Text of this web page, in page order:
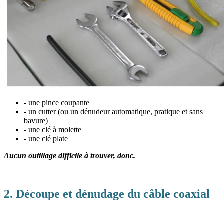
- une pince coupante
- un cutter (ou un dénudeur automatique, pratique et sans
bavure)
- une clé à molette
- une clé plate
Aucun outillage difficile à trouver, donc.
2. Découpe et dénudage du câble coaxial